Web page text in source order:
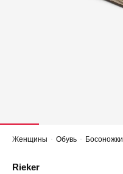
Женщины Обувь Босоножки
Rieker